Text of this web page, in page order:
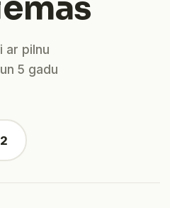
ar pilnu
5 gadu